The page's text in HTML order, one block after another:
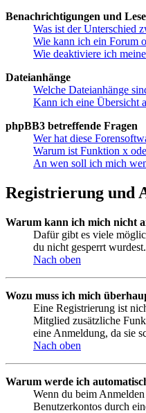
Benachrichtigungen und
Was ist der Unterschied
Wie kann ich ein Forum
Wie deaktiviere ich
Dateianhänge
Welche Dateianhänge
Kann ich eine Übersicht
phpBB3 betreffende Fragen
Wer hat diese
Warum ist Funktion x
An wen soll ich mich
Registrierung und
Warum kann ich mich nicht
Dafür gibt es viele
du nicht gesperrt
Nach oben
Wozu muss ich mich
Eine Registrierung ist
Mitglied zusätzliche
eine Anmeldung, da sie
Nach oben
Warum werde ich
Wenn du beim
Benutzerkontos durch